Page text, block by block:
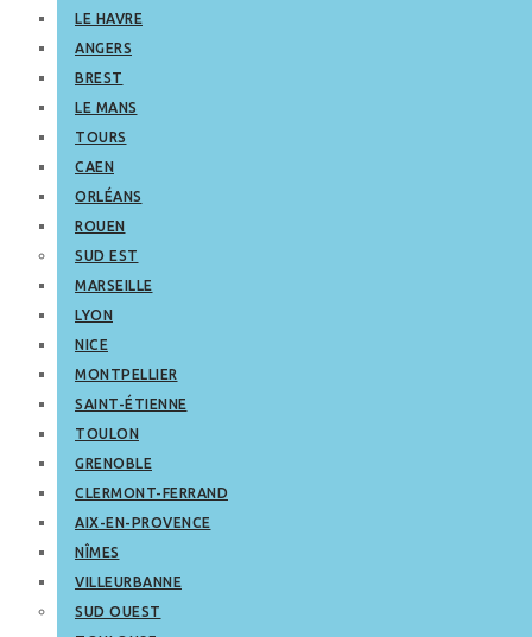
LE HAVRE
ANGERS
BREST
LE MANS
TOURS
CAEN
ORLÉANS
ROUEN
SUD EST
MARSEILLE
LYON
NICE
MONTPELLIER
SAINT-ÉTIENNE
TOULON
GRENOBLE
CLERMONT-FERRAND
AIX-EN-PROVENCE
NÎMES
VILLEURBANNE
SUD OUEST